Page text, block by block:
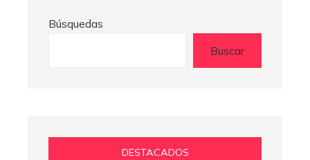
Búsquedas
Buscar
DESTACADOS